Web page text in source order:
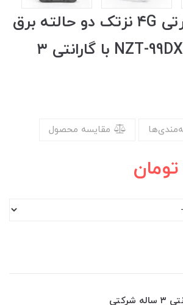
مودم سیمکارتی ۴G نزتک دو حالته برق
و باتری مدل NZT-99DX با گارانتی ۳
مقایسه محصول
تومان